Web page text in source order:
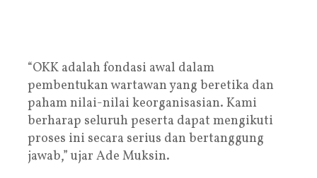
“OKK adalah fondasi awal dalam
pembentukan wartawan yang beretika dan
paham nilai-nilai keorganisasian. Kami
berharap seluruh peserta dapat mengikuti
proses ini secara serius dan bertanggung
jawab,” ujar Ade Muksin.